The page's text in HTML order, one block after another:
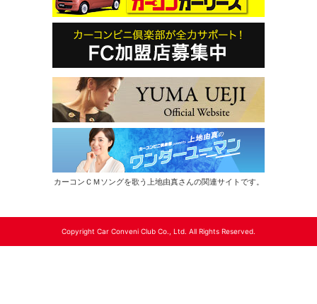
カーコンＣＭソングを歌う上地由真さんの関連サイトです。
Copyright Car Conveni Club Co., Ltd. All Rights Reserved.